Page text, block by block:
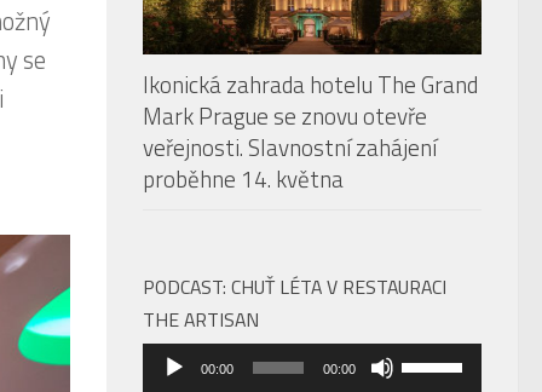
se
Ikonická zahrada hotelu The Grand
Mark Prague se znovu otevře
veřejnosti. Slavnostní zahájení
proběhne 14. května
PODCAST: CHUŤ LÉTA V RESTAURACI
THE ARTISAN
Audio
00:00 00:00
Použitím